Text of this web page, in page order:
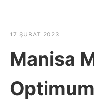
17 ŞUBAT 2023
Manisa